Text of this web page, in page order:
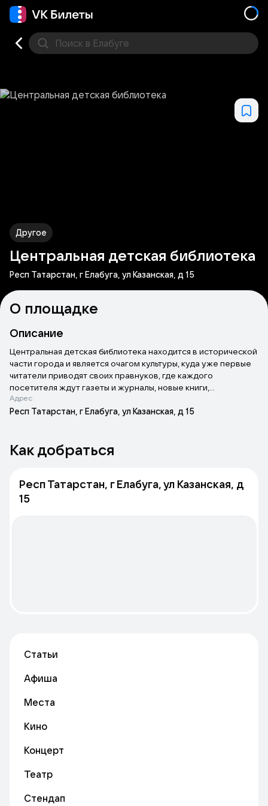
Поиск в Елабуге
Другое
Центральная детская библиотека
Респ Татарстан, г Елабуга, ул Казанская, д 15
О площадке
Описание
Центральная детская библиотека находится в исторической
части города и является очагом культуры, куда уже первые
читатели приводят своих правнуков, где каждого
посетителя ждут газеты и журналы, новые книги,
литературные мероприятия. Она открылась в декабре 1936
года. Книжный фонд на день открытия насчитывал 4 440
более 3 000 читателей.
Адрес
Респ Татарстан, г Елабуга, ул Казанская, д 15
Как добраться
Респ Татарстан, г Елабуга, ул Казанская, д
15
Статьи
Афиша
Места
Кино
Концерт
Театр
Стендап